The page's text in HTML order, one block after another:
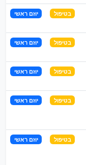
בטיפול יוזם ראשי
בטיפול יוזם ראשי
בטיפול יוזם ראשי
בטיפול יוזם ראשי
בטיפול יוזם ראשי